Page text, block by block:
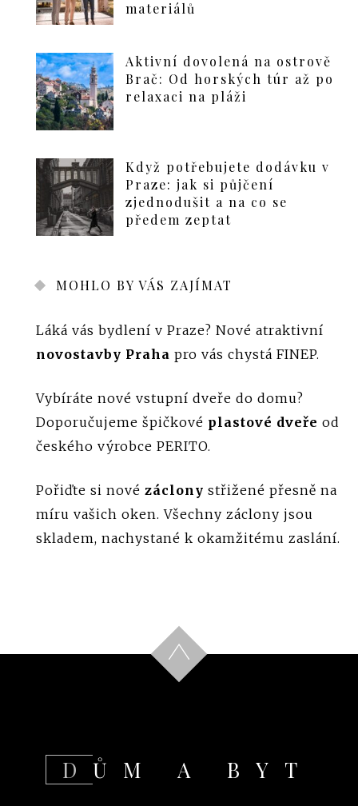
materiálů
Aktivní dovolená na ostrově
Brač: Od horských túr až po
relaxaci na pláži
Když potřebujete dodávku v
Praze: jak si půjčení
zjednodušit a na co se
předem zeptat
MOHLO BY VÁS ZAJÍMAT
Láká vás bydlení v Praze? Nové atraktivní
novostavby Praha pro vás chystá FINEP.
Vybíráte nové vstupní dveře do domu?
Doporučujeme špičkové plastové dveře od
českého výrobce PERITO.
Pořiďte si nové záclony střižené přesně na
míru vašich oken. Všechny záclony jsou
skladem, nachystané k okamžitému zaslání.
DŮM A BYT